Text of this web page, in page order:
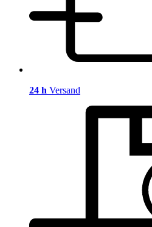
24 h Versand